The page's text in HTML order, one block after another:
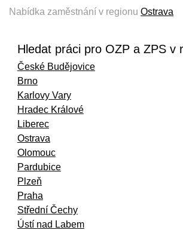
Nabídka zaměstnání v regionu Ostrava
Hledat práci pro OZP a ZPS v
České Budějovice
Brno
Karlovy Vary
Hradec Králové
Liberec
Ostrava
Olomouc
Pardubice
Plzeň
Praha
Střední Čechy
Ústí nad Labem